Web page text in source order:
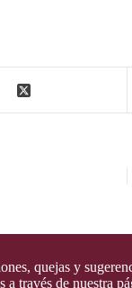
quejas y
través de nuestra